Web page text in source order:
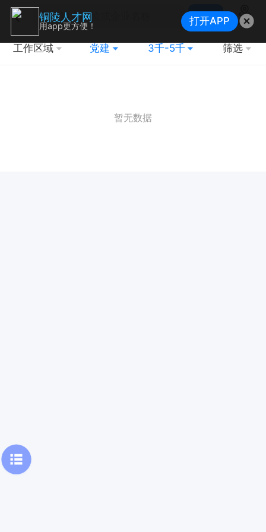
搜索
地图
工作区域 党建 3千-5千 筛选
暂无数据
铜陵人才网
用app更方便！ 打开APP